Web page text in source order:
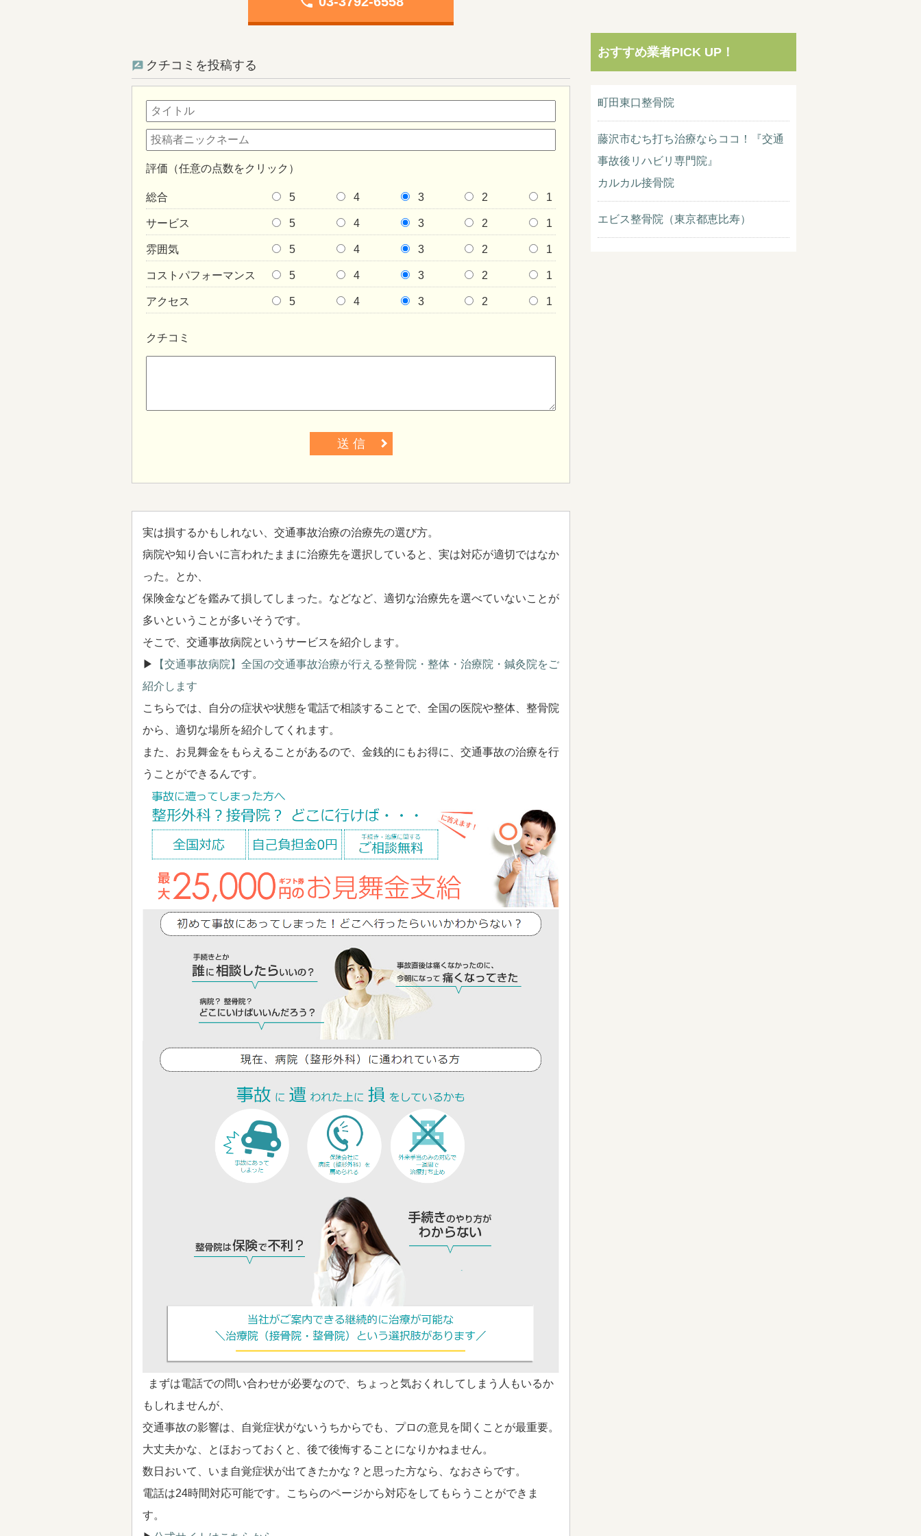
クチコミを投稿する
評価（任意の点数をクリック）
総合 5 4 3 2 1
サービス 5 4 3 2 1
雰囲気 5 4 3 2 1
コストパフォーマンス 5 4 3 2 1
アクセス 5 4 3 2 1
クチコミ
送 信
実は損するかもしれない、交通事故治療の治療先の選び方。
病院や知り合いに言われたままに治療先を選択していると、実は対応が適切ではなか
った。とか、
保険金などを鑑みて損してしまった。などなど、適切な治療先を選べていないことが
多いということが多いそうです。
そこで、交通事故病院というサービスを紹介します。
▶
【交通事故病院】全国の交通事故治療が行える整骨院・整体・治療院・鍼灸院をご
紹介します
こちらでは、自分の症状や状態を電話で相談することで、全国の医院や整体、整骨院
から、適切な場所を紹介してくれます。
また、お見舞金をもらえることがあるので、金銭的にもお得に、交通事故の治療を行
うことができるんです。
まずは電話での問い合わせが必要なので、ちょっと気おくれしてしまう人もいるか
もしれませんが、
交通事故の影響は、自覚症状がないうちからでも、プロの意見を聞くことが最重要。
大丈夫かな、とほおっておくと、後で後悔することになりかねません。
数日おいて、いま自覚症状が出てきたかな？と思った方なら、なおさらです。
電話は24時間対応可能です。こちらのページから対応をしてもらうことができま
す。
おすすめ業者PICK UP！
町田東口整骨院
藤沢市むち打ち治療ならココ！『交通
事故後リハビリ専門院』
カルカル接骨院
エビス整骨院（東京都恵比寿）